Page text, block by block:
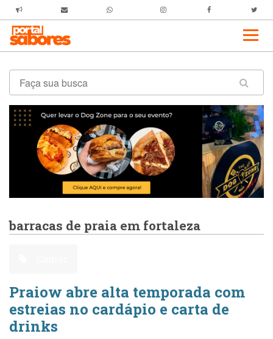
barracas de praia em fortaleza
Praiow abre alta temporada com
estreias no cardápio e carta de
drinks